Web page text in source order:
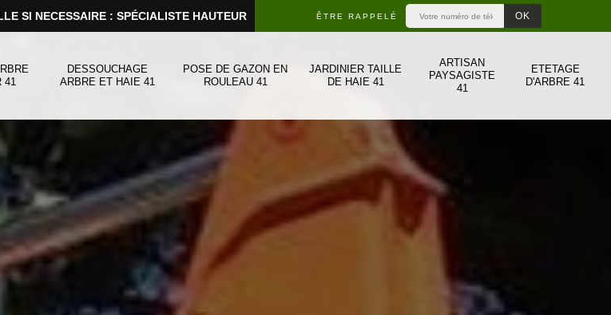
SI NECESSAIRE : SPÉCIALISTE HAUTEUR ÊTRE RAPPELÉ
41
DESSOUCHAGE
ARBRE ET HAIE 41
POSE DE GAZON EN
ROULEAU 41
JARDINIER TAILLE
DE HAIE 41
ARTISAN
PAYSAGISTE
41
ETETAGE
D'ARBRE 41